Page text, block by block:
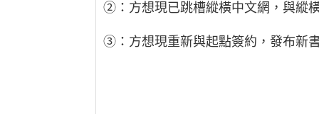
②：方想現已跳槽縱橫中文網，與縱
③：方想現重新與起點簽約，發布新